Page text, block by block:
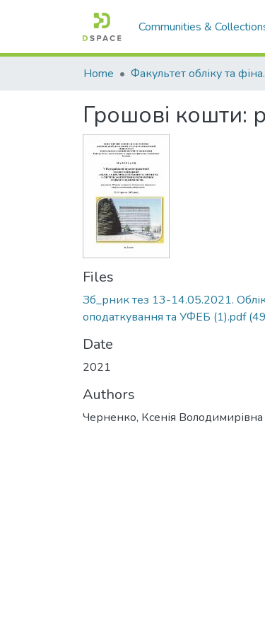
Communities &
Home
Грошові кошти:
Files
Зб_рник тез 13-14.05.2021.
оподаткування та УФЕБ (1).pdf
Date
2021
Authors
Черненко, Ксенія Володимирівна